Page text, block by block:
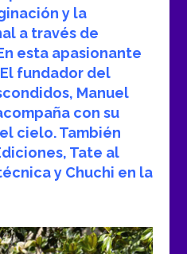
y la
a través de
esta apasionante
fundador del
Manuel
con su
cielo. También
Tate al
y Chuchi en la